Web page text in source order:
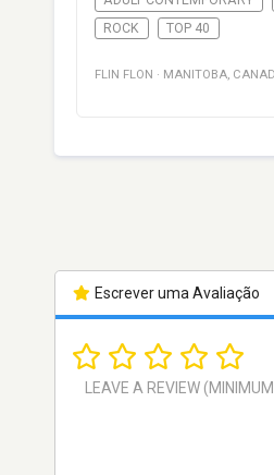
ROCK
TOP 40
FLIN FLON · MANITOBA,
Escrever uma Avaliação